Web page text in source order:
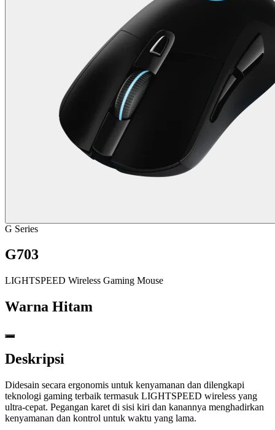
G Series
G703
LIGHTSPEED Wireless Gaming Mouse
Warna Hitam
Deskripsi
Didesain secara ergonomis untuk kenyamanan dan dilengkapi
teknologi gaming terbaik termasuk LIGHTSPEED wireless yang
ultra-cepat. Pegangan karet di sisi kiri dan kanannya menghadirkan
kenyamanan dan kontrol untuk waktu yang lama.